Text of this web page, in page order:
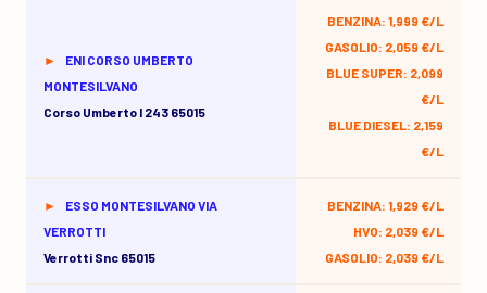
ENI CORSO UMBERTO
MONTESILVANO
Corso Umberto I 243 65015
BENZINA: 1,999 €/L
GASOLIO: 2,059 €/L
BLUE SUPER: 2,099
€/L
BLUE DIESEL: 2,159
€/L
ESSO MONTESILVANO VIA
VERROTTI
Verrotti Snc 65015
BENZINA: 1,929 €/L
HVO: 2,039 €/L
GASOLIO: 2,039 €/L